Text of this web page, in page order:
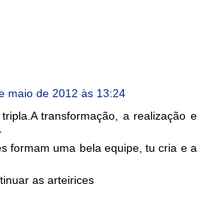
maio de 2012 às 13:24
transformação, a realização e
formam uma bela equipe, tu cria e a
as arteirices